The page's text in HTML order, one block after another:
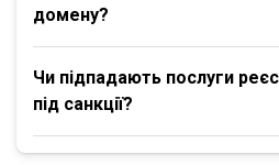
домену?
Чи підпадають послуги
під санкції?